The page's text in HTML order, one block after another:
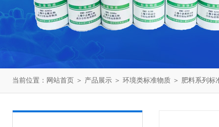
当前位置： 网站首页 ＞ 产品展示 ＞ 环境类标准物质 ＞ 肥料系列标